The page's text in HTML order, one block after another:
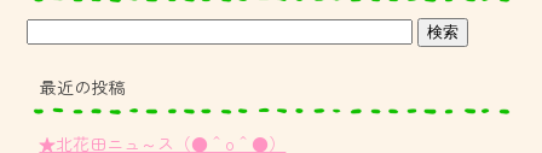
最近の投稿
★北花田ニュ～ス（●＾o＾●）